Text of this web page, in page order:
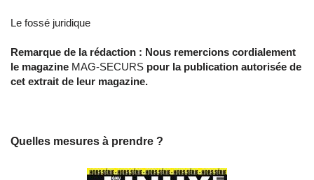
Le fossé juridique
Remarque de la rédaction : Nous remercions cordialement
le magazine MAG-SECURS pour la publication autorisée de
cet extrait de leur magazine.
Quelles mesures à prendre ?